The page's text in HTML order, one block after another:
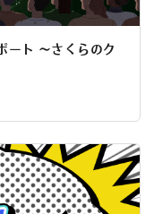
ート ～さくらのク